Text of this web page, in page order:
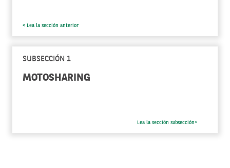
< Lea la sección anterior
SUBSECCIÓN 1
MOTOSHARING
Lea la sección subsección>